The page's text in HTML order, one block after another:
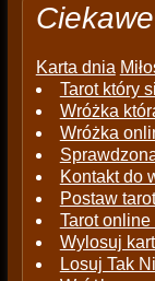
Karta dnia
Tarot który
Wróżka
Wróżka
Kontakt do
Postaw
Tarot
Wylosuj
Losuj Tak